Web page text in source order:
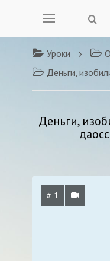
Уроки
Деньги, изобилие и процветание в
Деньги,
# 1